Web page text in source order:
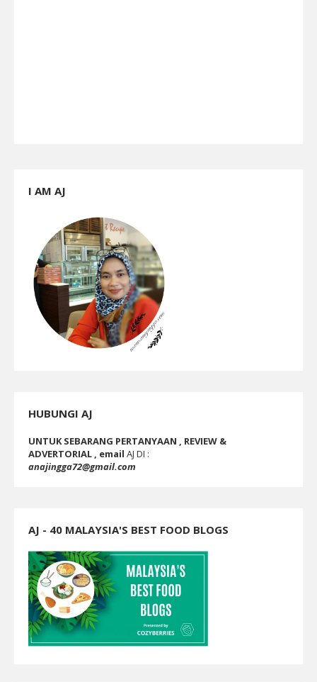
I AM AJ
HUBUNGI AJ
UNTUK SEBARANG PERTANYAAN , REVIEW &
ADVERTORIAL , email AJ DI :
anajingga72@gmail.com
AJ - 40 MALAYSIA'S BEST FOOD BLOGS